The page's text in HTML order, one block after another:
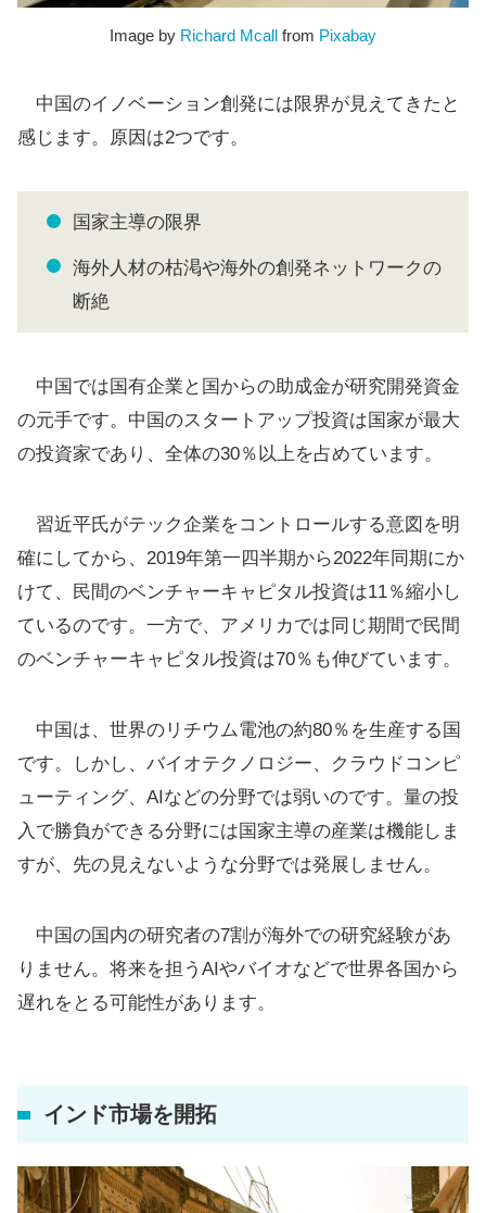
Image by Richard Mcall from Pixabay
中国のイノベーション創発には限界が見えてきたと
感じます。原因は2つです。
国家主導の限界
海外人材の枯渇や海外の創発ネットワークの
断絶
中国では国有企業と国からの助成金が研究開発資金
の元手です。中国のスタートアップ投資は国家が最大
の投資家であり、全体の30％以上を占めています。
習近平氏がテック企業をコントロールする意図を明
確にしてから、2019年第一四半期から2022年同期にか
けて、民間のベンチャーキャピタル投資は11％縮小し
ているのです。一方で、アメリカでは同じ期間で民間
のベンチャーキャピタル投資は70％も伸びています。
中国は、世界のリチウム電池の約80％を生産する国
です。しかし、バイオテクノロジー、クラウドコンピ
ューティング、AIなどの分野では弱いのです。量の投
入で勝負ができる分野には国家主導の産業は機能しま
すが、先の見えないような分野では発展しません。
中国の国内の研究者の7割が海外での研究経験があ
りません。将来を担うAIやバイオなどで世界各国から
遅れをとる可能性があります。
インド市場を開拓